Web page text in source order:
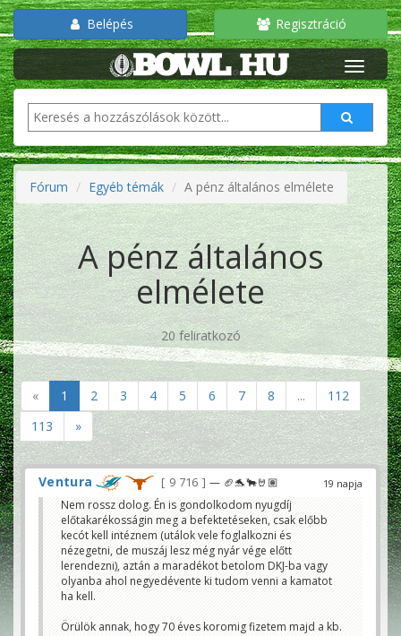
Belépés Regisztráció
Fórum Egyéb témák A pénz általános elmélete
A pénz általános
elmélete
20 feliratkozó
« 1 2 3 4 5 6 7 8 ...
112
113
»
19 napja
Ventura 9 716 — 🏈🐬🐂🤘🏽
Nem rossz dolog. Én is gondolkodom nyugdíj
előtakarékosságin meg a befektetéseken, csak előbb
kecót kell intéznem (utálok vele foglalkozni és
nézegetni, de muszáj lesz még nyár vége előtt
lerendezni), aztán a maradékot betolom DKJ-ba vagy
olyanba ahol negyedévente ki tudom venni a kamatot
ha kell.
Örülök annak, hogy 70 éves koromig fizetem majd a kb.